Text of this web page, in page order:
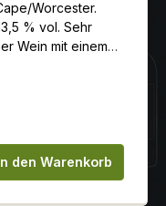
Worcester.
% vol. Sehr
Wein mit einem
Nachhall.
den
den Warenkorb